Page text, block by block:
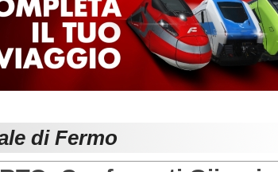
di Fermo